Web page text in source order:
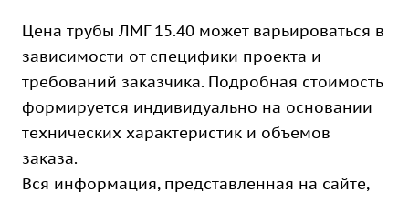
Цена трубы ЛМГ 15.40 может варьироваться в
зависимости от специфики проекта и
требований заказчика. Подробная стоимость
формируется индивидуально на основании
технических характеристик и объемов
заказа.
Вся информация, представленная на сайте,